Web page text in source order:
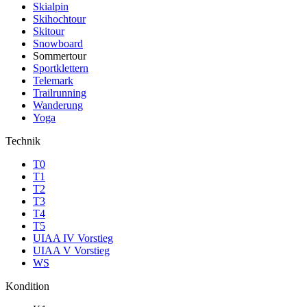
Skialpin
Skihochtour
Skitour
Snowboard
Sommertour
Sportklettern
Telemark
Trailrunning
Wanderung
Yoga
Technik
T0
T1
T2
T3
T4
T5
UIAA IV Vorstieg
UIAA V Vorstieg
WS
Kondition